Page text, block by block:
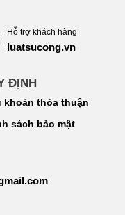
Hỗ trợ khách hàng
luatsucong.vn
ĐỊNH
khoản thỏa thuận
sách bảo mật